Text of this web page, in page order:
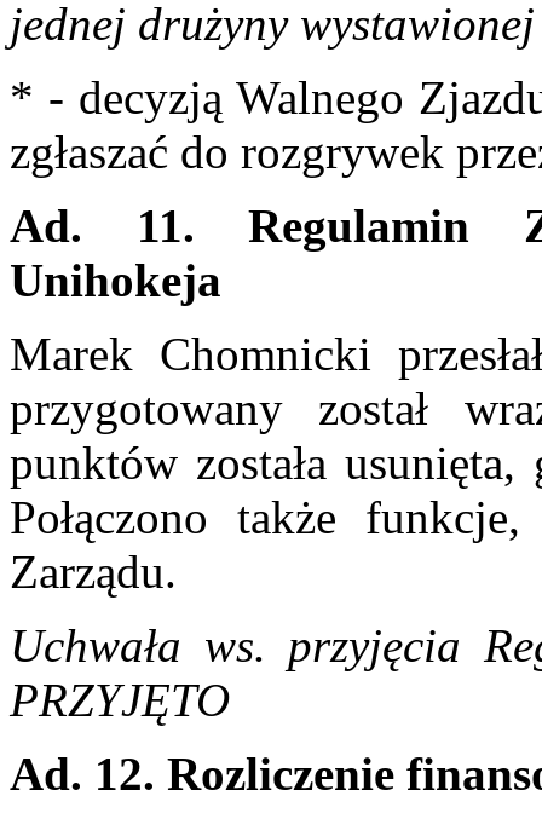
jednej drużyny
* - decyzją Walnego
zgłaszać do rozgrywek
Ad. 11.Regulamin
Unihokeja
Marek Chomnicki
przygotowany został
punktów została
Połączono także
Zarządu.
Uchwała ws. przyjęcia
PRZYJĘTO
Ad. 12. Rozliczenie